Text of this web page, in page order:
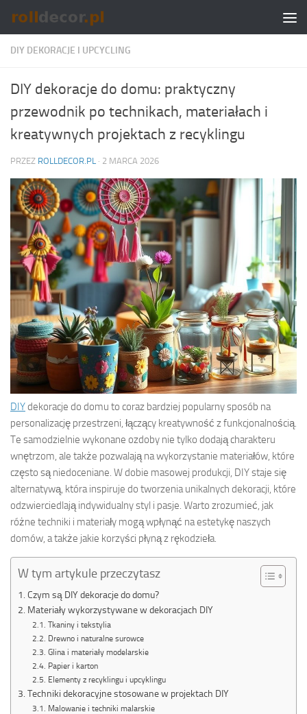
Skip to content
DIY DEKORACJE I UPCYCLING
DIY dekoracje do domu: praktyczny
przewodnik po technikach, materiałach i
kreatywnych projektach z recyklingu
PRZEZ ROLLDECOR.PL · 2 MARCA 2026
DIYdekoracje do domu to coraz bardziej popularny sposób na
personalizację przestrzeni, łączący kreatywność z funkcjonalnością.
Te samodzielnie wykonane ozdoby nie tylko dodają charakteru
wnętrzom, ale także pozwalają na wykorzystanie materiałów, które
często są niedoceniane. W dobie masowej produkcji, DIY staje się
alternatywą, która inspiruje do tworzenia unikalnych dekoracji, które
odzwierciedlają indywidualny styl i pasje. Warto zrozumieć, jak
różne techniki i materiały mogą wpłynąć na estetykę naszych
domów, a także jakie korzyści płyną z rękodzieła.
W tym artykule przeczytasz
Czym są DIY dekoracje do domu?
Materiały wykorzystywane w dekoracjach DIY
Tkaniny i tekstylia
Drewno i naturalne surowce
Glina i materiały modelarskie
Papier i karton
Elementy z recyklingu i upcyklingu
Techniki dekoracyjne stosowane w projektach DIY
Malowanie i techniki malarskie